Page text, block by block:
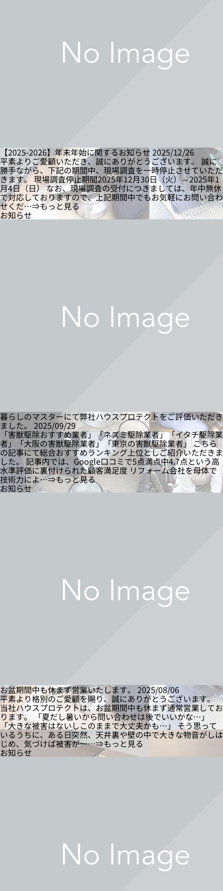
【2025-2026】年末年始に関するお知らせ 2025/12/26
平素よりご愛顧いただき、誠にありがとうございます。 誠に
勝手ながら、下記の期間中、現場調査を一時停止させていただ
きます。 現場調査停止期間2025年12月30日（火）～2025年1
月4日（日） なお、現場調査の受付につきましては、年中無休
で対応しておりますので、上記期間中でもお気軽にお問い合わ
せくだ…⇒もっと見る
お知らせ
暮らしのマスターにて弊社ハウスプロテクトをご評価いただき
ました。 2025/09/29
「害獣駆除おすすめ業者」「ネズミ駆除業者」「イタチ駆除業
者」「大阪の害獣駆除業者」「東京の害獣駆除業者」 こちら
の記事にて総合おすすめランキング上位としご紹介いただきま
した。 記事内では、Google口コミで5点満点中4.7点という高
水準評価に裏付けられた顧客満足度 リフォーム会社を母体で
技術力によ…⇒もっと見る
お知らせ
お盆期間中も休まず営業いたします。 2025/08/06
平素より格別のご愛顧を賜り、誠にありがとうございます。
当社ハウスプロテクトは、お盆期間中も休まず通常営業してお
ります。 「夏だし暑いから問い合わせは後でいいかな…」
「大きな被害はないしこのままで大丈夫かも…」 そう思って
いるうちに、ある日突然、天井裏や壁の中で大きな物音がしは
じめ、気づけば被害が一…⇒もっと見る
お知らせ